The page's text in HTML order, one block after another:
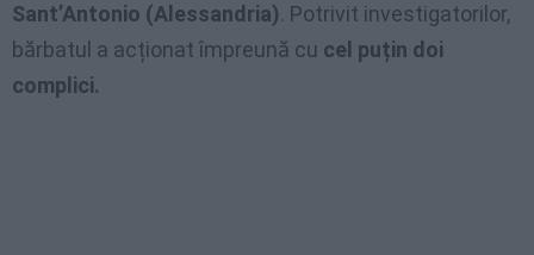
Sant’Antonio (Alessandria). Potrivit investigatorilor,
bărbatul a acționat împreună cu cel puțin doi
complici.